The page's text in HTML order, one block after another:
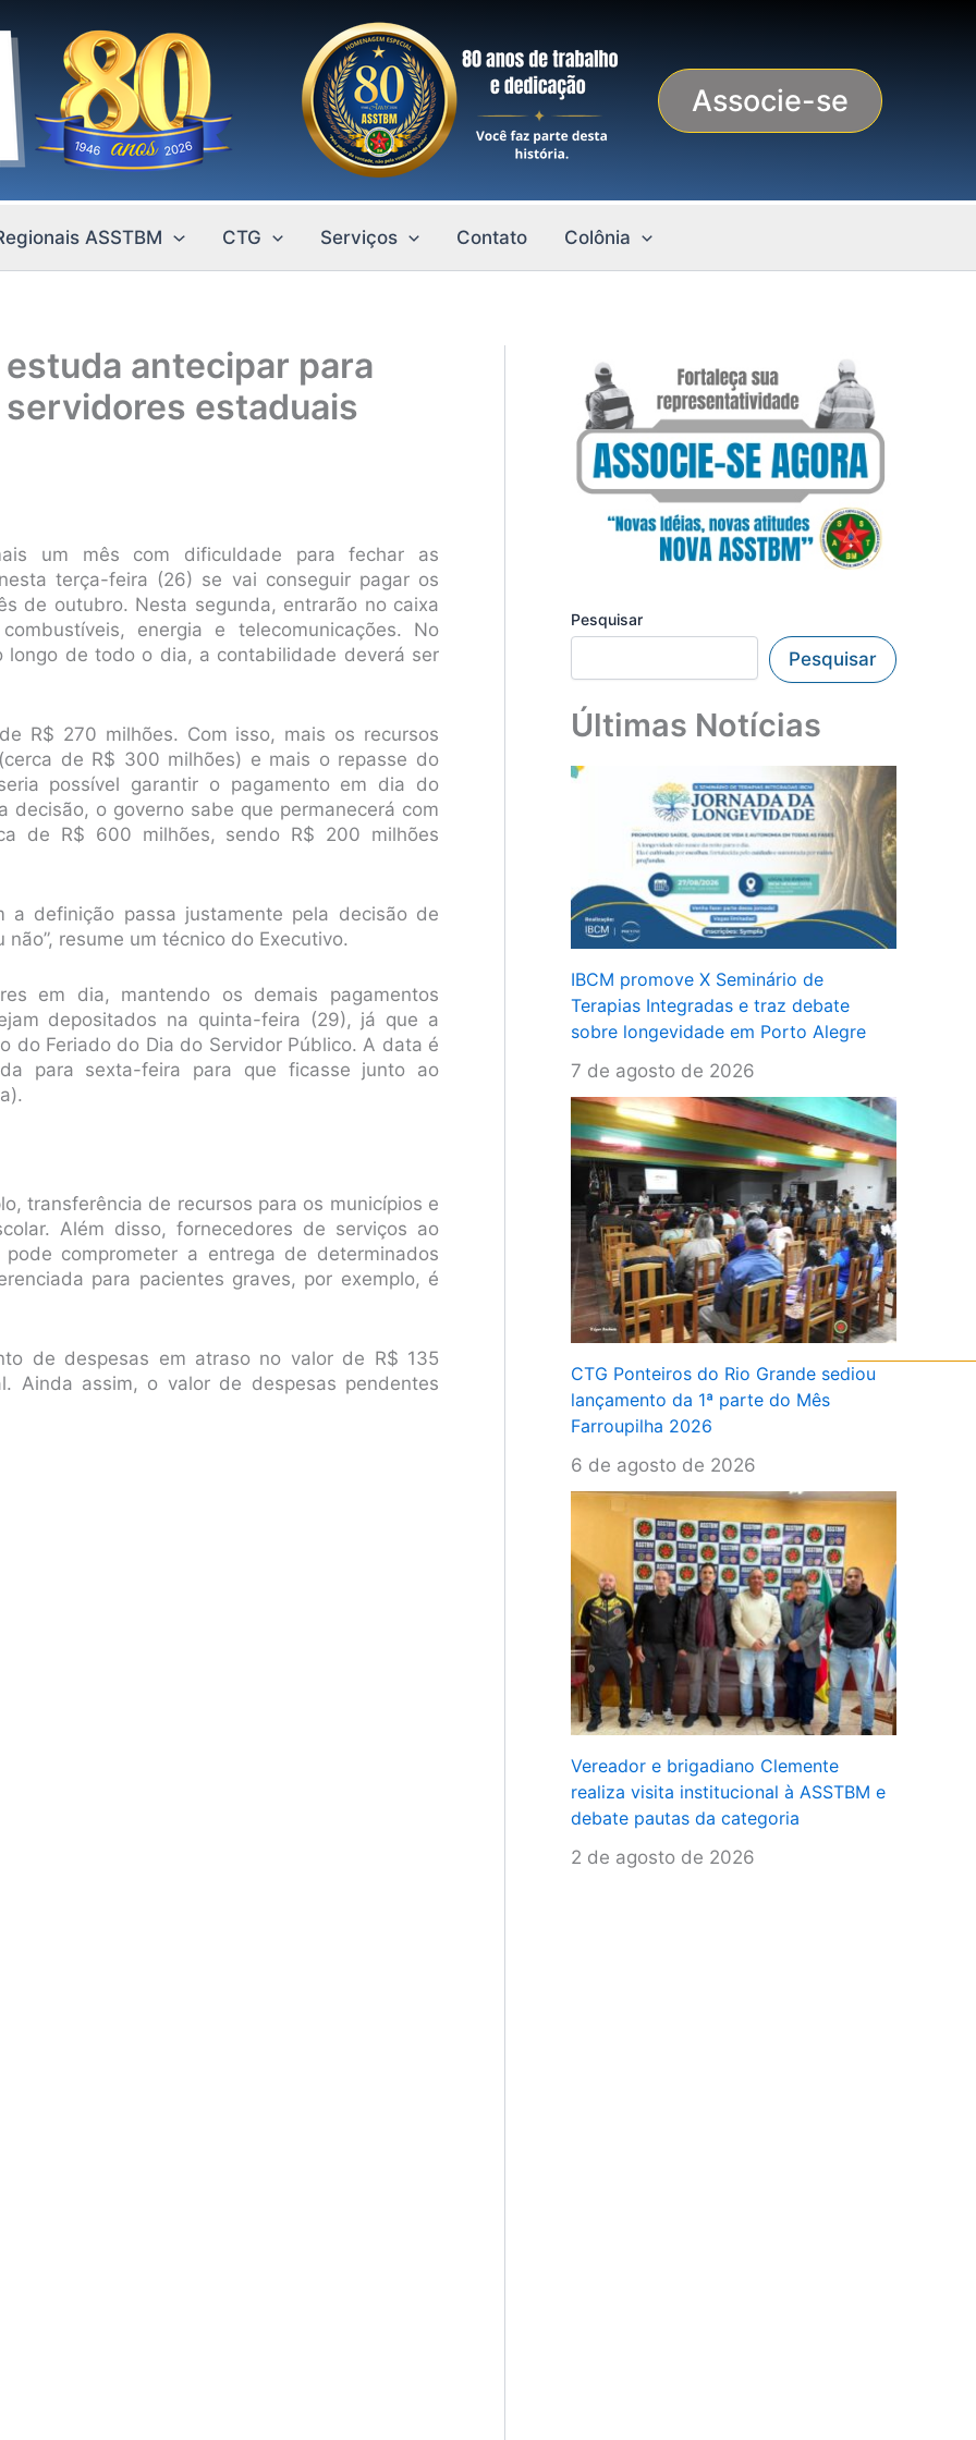
Associe-se
ASSTBM CTG Serviços Contato Colônia
estuda antecipar para
estaduais
um mês com dificuldade para fechar as
terça-feira (26) se vai conseguir pagar os
de outubro. Nesta segunda, entrarão no caixa
energia e telecomunicações. No
de todo o dia, a contabilidade deverá ser
R$ 270 milhões. Com isso, mais os recursos
de R$ 300 milhões) e mais o repasse do
possível garantir o pagamento em dia do
o governo sabe que permanecerá com
de R$ 600 milhões, sendo R$ 200 milhões
definição passa justamente pela decisão de
resume um técnico do Executivo.
em dia, mantendo os demais pagamentos
depositados na quinta-feira (29), já que a
Feriado do Dia do Servidor Público. A data é
para sexta-feira para que ficasse junto ao
transferência de recursos para os municípios e
Além disso, fornecedores de serviços ao
comprometer a entrega de determinados
para pacientes graves, por exemplo, é
de despesas em atraso no valor de R$ 135
Ainda assim, o valor de despesas pendentes
Pesquisar
Pesquisar
Últimas Notícias
IBCM promove X Seminário de
Terapias Integradas e traz debate
sobre longevidade em Porto Alegre
7 de agosto de 2026
CTG Ponteiros do Rio Grande sediou
lançamento da 1ª parte do Mês
Farroupilha 2026
6 de agosto de 2026
Vereador e brigadiano Clemente
realiza visita institucional à ASSTBM e
debate pautas da categoria
2 de agosto de 2026